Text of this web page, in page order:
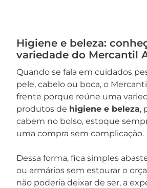
Higiene e beleza:
variedade do Mercantil
Quando se fala em cuidados
pele, cabelo ou boca, o
frente porque reúne uma
produtos de higiene e beleza,
cabem no bolso, estoque
uma compra sem complicação.
Dessa forma, fica simples
ou armários sem estourar o
não poderia deixar de ser, a